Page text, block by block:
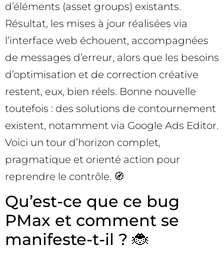
d’éléments (asset groups) existants.
Résultat, les mises à jour réalisées via
l’interface web échouent, accompagnées
de messages d’erreur, alors que les besoins
d’optimisation et de correction créative
restent, eux, bien réels. Bonne nouvelle
toutefois : des solutions de contournement
existent, notamment via Google Ads Editor.
Voici un tour d’horizon complet,
pragmatique et orienté action pour
reprendre le contrôle. 🧭
Qu’est-ce que ce bug
PMax et comment se
manifeste-t-il ? 🐞